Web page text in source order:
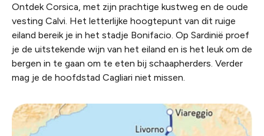
Ontdek Corsica, met zijn prachtige kustweg en de oude
vesting Calvi. Het letterlijke hoogtepunt van dit ruige
eiland bereik je in het stadje Bonifacio. Op Sardinië proef
je de uitstekende wijn van het eiland en is het leuk om de
bergen in te gaan om te eten bij schaapherders. Verder
mag je de hoofdstad Cagliari niet missen.